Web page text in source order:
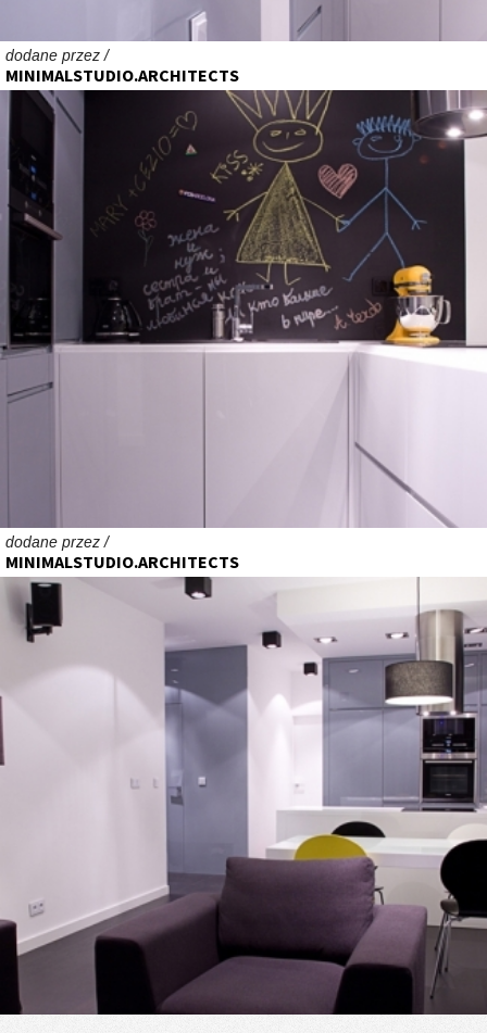
dodane przez /
MINIMALSTUDIO.ARCHITECTS
dodane przez /
MINIMALSTUDIO.ARCHITECTS